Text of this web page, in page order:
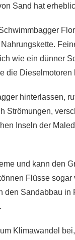
Sand hat
wie ein dünner
die Dieselmotoren
hinterlassen,
Strömungen,
Inseln der
und kann den
Flüsse
den Sandabbau
Klimawandel